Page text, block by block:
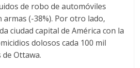
de robo de automóviles
armas (-38%). Por otro lado,
ciudad capital de América con la
dolosos cada 100 mil
Ottawa.